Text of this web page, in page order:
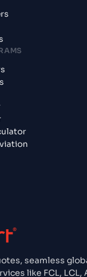
seamless
like FCL, LCL,